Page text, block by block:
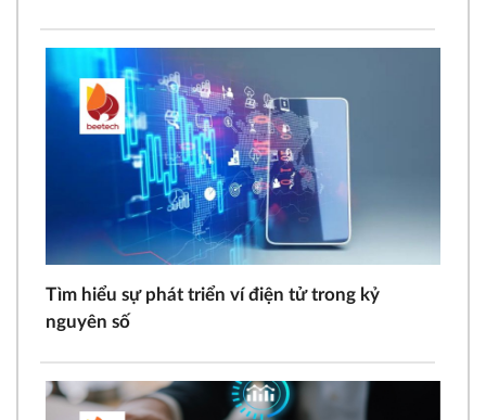
Tìm hiểu sự phát triển ví điện tử trong kỷ
nguyên số